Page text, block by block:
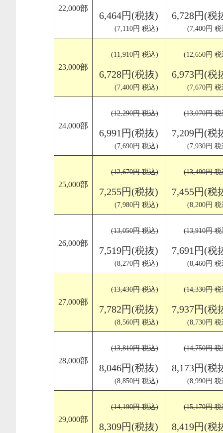
22,000部
6,464円(税抜)
(7,110円 税込)
6,728円(税
(7,400円
23,000部
(11,910円 税込)
6,728円(税抜)
(7,400円 税込)
(12,650円
6,973円(税
(7,670円
24,000部
(12,290円 税込)
6,991円(税抜)
(7,690円 税込)
(13,070円
7,209円(税
(7,930円
25,000部
(12,670円 税込)
7,255円(税抜)
(7,980円 税込)
(13,490円
7,455円(税
(8,200円
26,000部
(13,050円 税込)
7,519円(税抜)
(8,270円 税込)
(13,910円
7,691円(税
(8,460円
27,000部
(13,430円 税込)
7,782円(税抜)
(8,560円 税込)
(14,330円
7,937円(税
(8,730円
28,000部
(13,810円 税込)
8,046円(税抜)
(8,850円 税込)
(14,750円
8,173円(税
(8,990円
29,000部
(14,190円 税込)
8,309円(税抜)
(15,170円
8,419円(税